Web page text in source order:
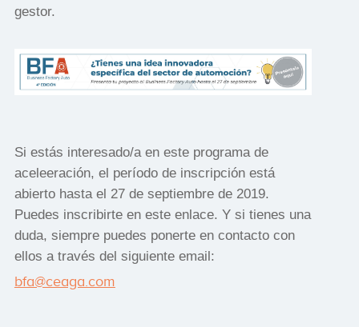
gestor.
Si estás interesado/a en este programa de
aceleeración, el período de inscripción está
abierto hasta el 27 de septiembre de 2019.
Puedes inscribirte en este enlace. Y si tienes una
duda, siempre puedes ponerte en contacto con
ellos a través del siguiente email:
bfa@ceaga.com